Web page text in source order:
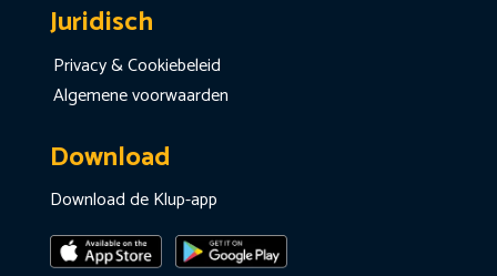
Juridisch
Privacy & Cookiebeleid
Algemene voorwaarden
Download
Download de Klup-app